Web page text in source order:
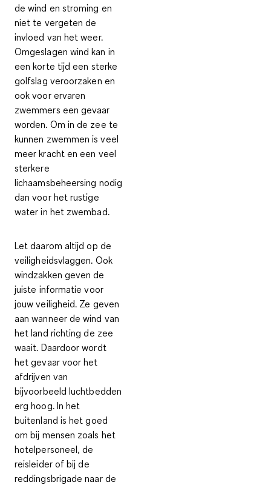
de wind en stroming en
niet te vergeten de
invloed van het weer.
Omgeslagen wind kan in
een korte tijd een sterke
golfslag veroorzaken en
ook voor ervaren
zwemmers een gevaar
worden. Om in de zee te
kunnen zwemmen is veel
meer kracht en een veel
sterkere
lichaamsbeheersing nodig
dan voor het rustige
water in het zwembad.
Let daarom altijd op de
veiligheidsvlaggen. Ook
windzakken geven de
juiste informatie voor
jouw veiligheid. Ze geven
aan wanneer de wind van
het land richting de zee
waait. Daardoor wordt
het gevaar voor het
afdrijven van
bijvoorbeeld luchtbedden
erg hoog. In het
buitenland is het goed
om bij mensen zoals het
hotelpersoneel, de
reisleider of bij de
reddingsbrigade naar de